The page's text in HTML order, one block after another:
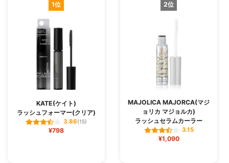
1位
KATE(ケイト)
ラッシュフォーマー(クリア)
3.86(15)
¥798
2位
MAJOLICA MAJORCA(マジ
ョリカ マジョルカ)
ラッシュセラムカーラー
3.15
¥1,090